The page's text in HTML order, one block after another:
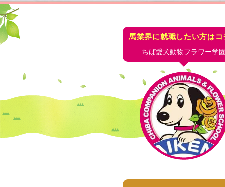
馬業界に就職したい方はコ
ちば愛犬動物フラワー学